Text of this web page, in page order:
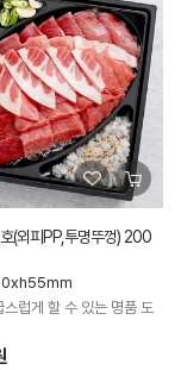
(외피PP,투명뚜껑) 200
스럽게 할 수 있는 명품 도